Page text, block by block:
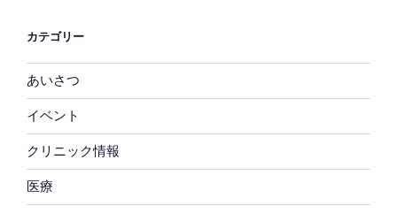
カテゴリー
あいさつ
イベント
クリニック情報
医療